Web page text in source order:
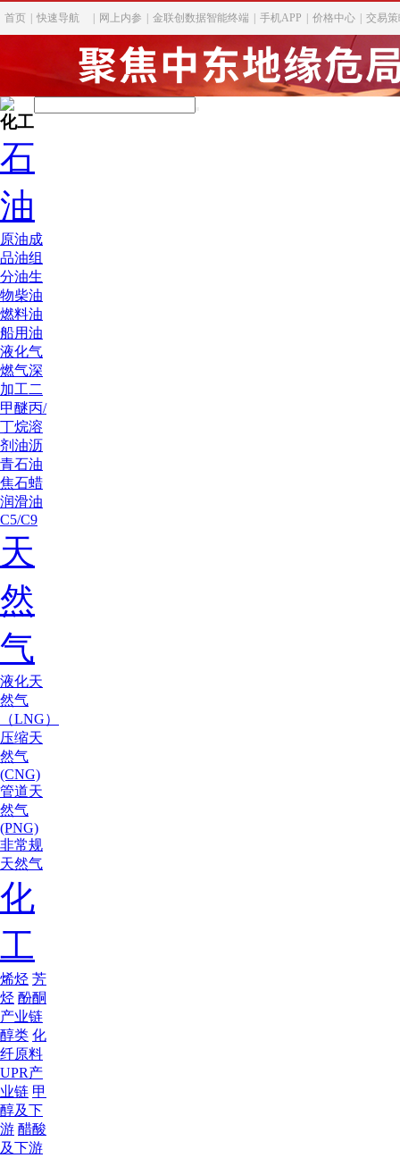
首页 快速导航 网上内参 金联创数据智能终端 手机APP 价格中心 交易
化工
石
油
原油成
品油组
分油生
物柴油
燃料油
船用油
液化气
燃气深
加工二
甲醚丙/
丁烷溶
剂油沥
青石油
焦石蜡
润滑油
C5/C9
天
然
气
液化天
然气
（LNG）
压缩天
然气
(CNG)
管道天
然气
(PNG)
非常规
天然气
化
工
烯烃 芳
烃 酚酮
产业链
醇类 化
纤原料
UPR产
业链 甲
醇及下
游 醋酸
及下游